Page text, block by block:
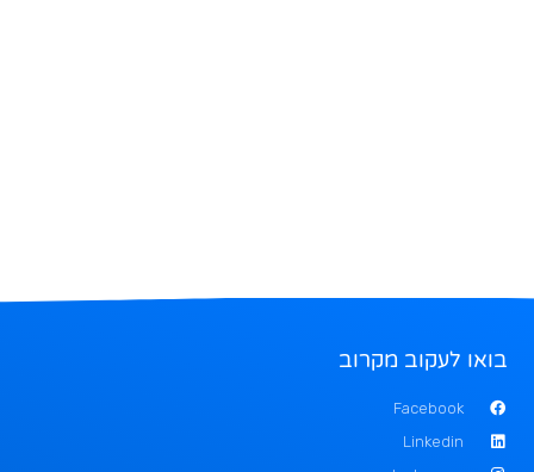
בואו לעקוב מקרוב
Facebook
Linkedin